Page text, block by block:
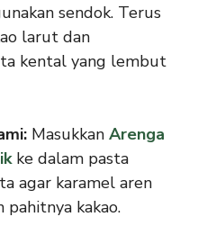
sendok. Terus
larut dan
kental yang lembut
Masukkan Arenga
ke dalam pasta
agar karamel aren
pahitnya kakao.